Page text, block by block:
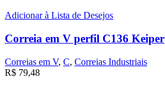
Adicionar à Lista de Desejos
Correia em V perfil C136 Keiper
Correias em V, C, Correias Industriais
R$ 79,48